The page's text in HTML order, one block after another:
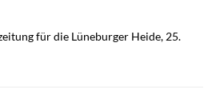
für die Lüneburger Heide, 25.